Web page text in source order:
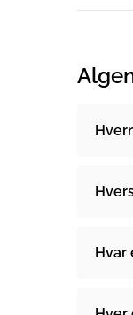
Hvar